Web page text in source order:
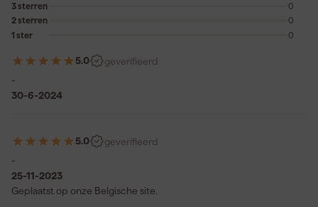
3 sterren
0
2 sterren
0
1 ster
0
5.0
geverifieerd
-
30-6-2024
5.0
geverifieerd
-
25-11-2023
Geplaatst op onze Belgische site.